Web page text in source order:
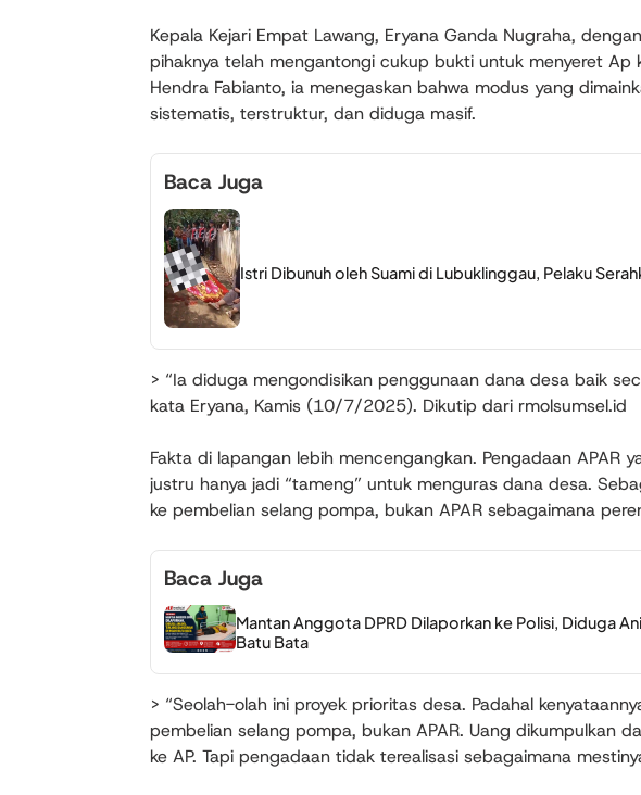
Kepala Kejari Empat Lawang, Eryana Ganda Nugraha,
pihaknya telah mengantongi cukup bukti untuk menyeret Ap
Hendra Fabianto, ia menegaskan bahwa modus yang
sistematis, terstruktur, dan diduga masif.
Baca Juga
Istri Dibunuh oleh Suami di Lubuklinggau, Pelaku
> “Ia diduga mengondisikan penggunaan dana desa baik
kata Eryana, Kamis (10/7/2025). Dikutip dari rmolsumsel.id
Fakta di lapangan lebih mencengangkan. Pengadaan APAR
justru hanya jadi “tameng” untuk menguras dana desa.
ke pembelian selang pompa, bukan APAR sebagaimana
Baca Juga
Mantan Anggota DPRD Dilaporkan ke Polisi, Diduga
Batu Bata
> “Seolah-olah ini proyek prioritas desa. Padahal
pembelian selang pompa, bukan APAR. Uang dikumpulkan
ke AP. Tapi pengadaan tidak terealisasi sebagaimana